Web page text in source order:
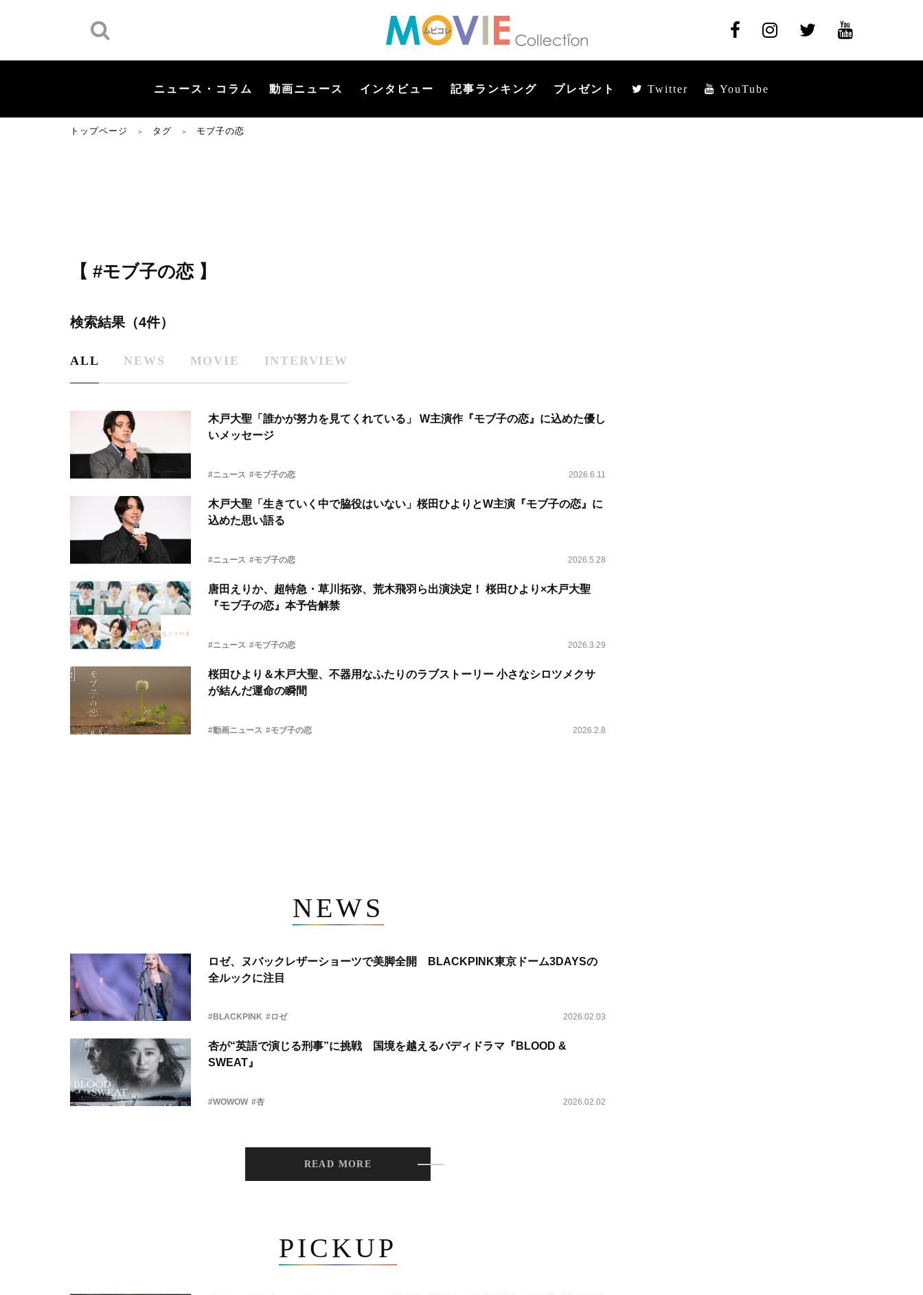
ニュース・コラム 動画ニュース インタビュー 記事ランキング プレゼント Twitter YouTube
トップページ ＞ タグ ＞ モブ子の恋
【 #モブ子の恋 】
検索結果（4件）
ALL NEWS MOVIE INTERVIEW
木戸大聖「誰かが努力を見てくれている」 W主演作『モブ子の恋』に込めた優し
いメッセージ
#ニュース #モブ子の恋 2026.6.11
木戸大聖「生きていく中で脇役はいない」桜田ひよりとW主演『モブ子の恋』に
込めた思い語る
#ニュース #モブ子の恋 2026.5.28
唐田えりか、超特急・草川拓弥、荒木飛羽ら出演決定！ 桜田ひより×木戸大聖
『モブ子の恋』本予告解禁
#ニュース #モブ子の恋 2026.3.29
桜田ひより＆木戸大聖、不器用なふたりのラブストーリー 小さなシロツメクサ
が結んだ運命の瞬間
#動画ニュース #モブ子の恋 2026.2.8
NEWS
ロゼ、ヌバックレザーショーツで美脚全開 BLACKPINK東京ドーム3DAYSの
全ルックに注目
#BLACKPINK #ロゼ 2026.02.03
杏が“英語で演じる刑事”に挑戦 国境を越えるバディドラマ『BLOOD &
SWEAT』
#WOWOW #杏 2026.02.02
READ MORE
PICKUP